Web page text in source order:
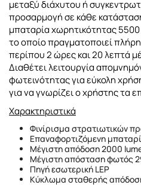
μεταξύ διάχυτου ή
προσαρμογή σε κάθε
μπαταρία χωρητικότητας
το οποίο πραγματοποιεί
περίπου 2 ώρες και 20 λεπτά
Διαθέτει λειτουργία
φωτεινότητας για εύκολη
για να γνωρίζει ο χρήστης τα
Χαρακτηριστικά
Φινίρισμα στρατιωτικών
Επαναφορτιζόμενη
Μέγιστη απόδοση 2000
Μέγιστη απόσταση φωτός
Πηγή εσωτερική LEP
Κύκλωμα σταθερής